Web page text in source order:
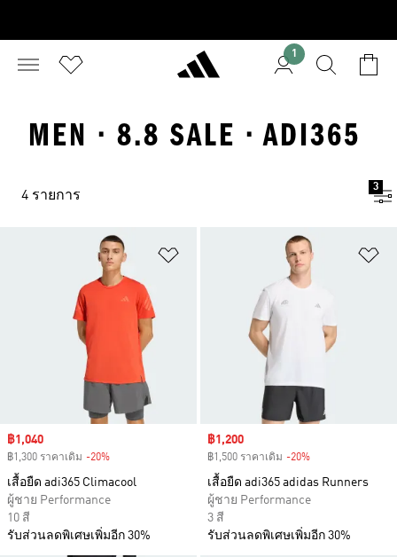
1
MEN · 8.8 SALE · ADI365
4 รายการ
3
เพิ่มไปยังรายการสินค้าโปรด
Sale price
฿1,040
฿1,300 ราคาเดิม -20%
เสื้อยืด adi365 Climacool
ผู้ชาย Performance
10 สี
รับส่วนลดพิเศษเพิ่มอีก 30%
Sale price
฿1,200
฿1,500 ราคาเดิม -20%
เสื้อยืด adi365 adidas Runners
ผู้ชาย Performance
3 สี
รับส่วนลดพิเศษเพิ่มอีก 30%